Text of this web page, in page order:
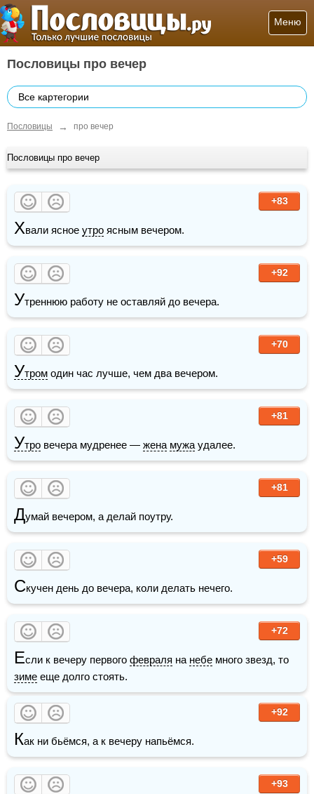
Меню
Пословицы про вечер
Все картегории
Пословицы → про вечер
Пословицы про вечер
+83
Хвали ясное утро ясным вечером.
+92
Утреннюю работу не оставляй до вечера.
+70
Утром один час лучше, чем два вечером.
+81
Утро вечера мудренее — жена мужа удалее.
+81
Думай вечером, а делай поутру.
+59
Скучен день до вечера, коли делать нечего.
+72
Если к вечеру первого февраля на небе
зиме еще долго стоять.
+92
Как ни бьёмся, а к вечеру напьёмся.
+93